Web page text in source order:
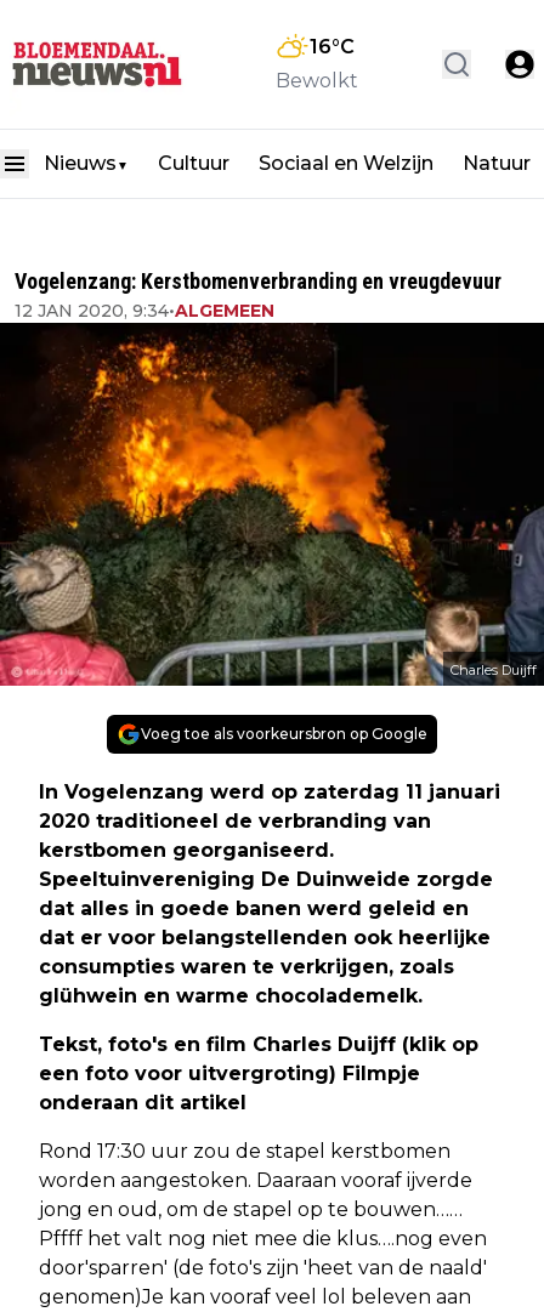
16°C
Bewolkt
Nieuws ▼ Cultuur Sociaal en Welzijn Natuur
Vogelenzang: Kerstbomenverbranding en vreugdevuur
12 JAN 2020, 9:34•ALGEMEEN
Charles Duijff
Voeg toe als voorkeursbron op Google
In Vogelenzang werd op zaterdag 11 januari
2020 traditioneel de verbranding van
kerstbomen georganiseerd.
Speeltuinvereniging De Duinweide zorgde
dat alles in goede banen werd geleid en
dat er voor belangstellenden ook heerlijke
consumpties waren te verkrijgen, zoals
glühwein en warme chocolademelk.
Tekst, foto's en film Charles Duijff (klik op
een foto voor uitvergroting) Filmpje
onderaan dit artikel
Rond 17:30 uur zou de stapel kerstbomen
worden aangestoken. Daaraan vooraf ijverde
jong en oud, om de stapel op te bouwen……
Pffff het valt nog niet mee die klus….nog even
door'sparren' (de foto's zijn 'heet van de naald'
genomen)Je kan vooraf veel lol beleven aan